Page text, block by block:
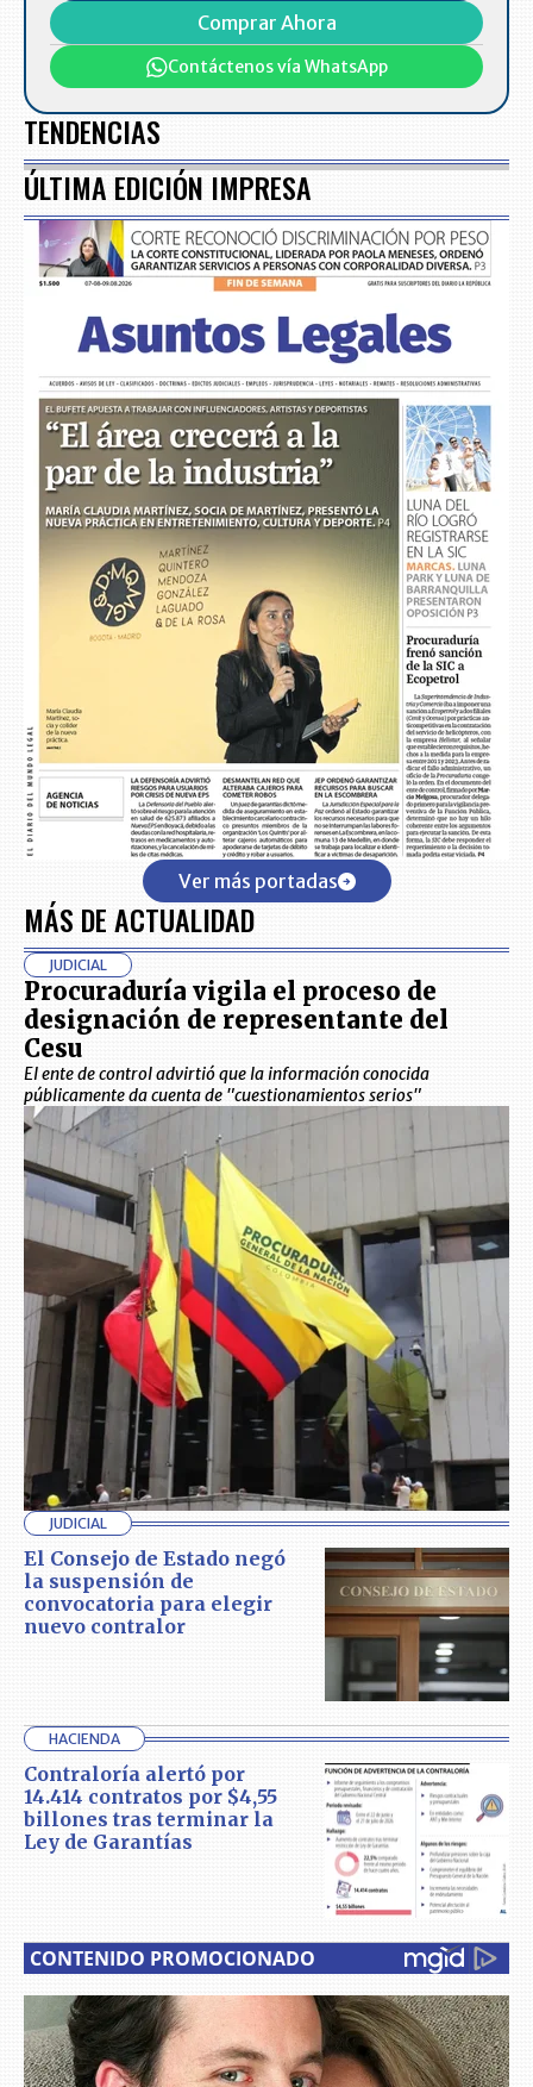
Comprar Ahora
Contáctenos vía WhatsApp
TENDENCIAS
ÚLTIMA EDICIÓN IMPRESA
Ver más portadas
MÁS DE ACTUALIDAD
JUDICIAL
Procuraduría vigila el proceso de
designación de representante del
Cesu
El ente de control advirtió que la información conocida
públicamente da cuenta de "cuestionamientos serios"
JUDICIAL
El Consejo de Estado negó
la suspensión de
convocatoria para elegir
nuevo contralor
HACIENDA
Contraloría alertó por
14.414 contratos por $4,55
billones tras terminar la
Ley de Garantías